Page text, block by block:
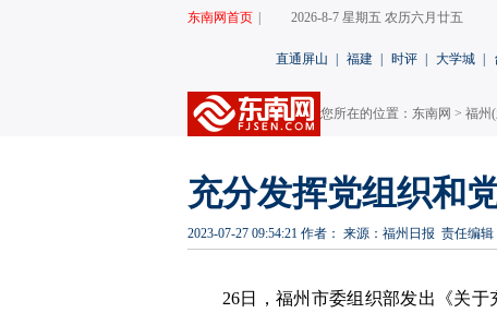
东南网首页 2026-8-7 星期五 农历六月廿五
直通屏山 福建 时评 大学城
您所在的位置： 东南网 > 福州
充分发挥党组织和
2023-07-27 09:54:21 作者： 来源：福州日报 责任编辑
26日，福州市委组织部发出《关